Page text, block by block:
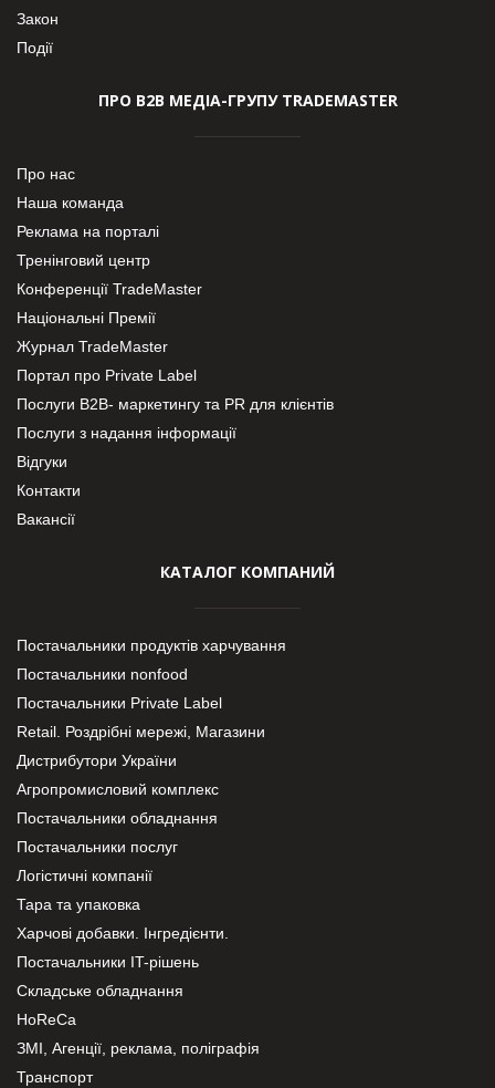
Закон
Події
ПРО В2В МЕДІА-ГРУПУ TRADEMASTER
Про нас
Наша команда
Реклама на порталі
Тренінговий центр
Конференції TradeMaster
Національні Премії
Журнал TradeMaster
Портал про Private Label
Послуги В2В- маркетингу та PR для клієнтів
Послуги з надання інформації
Відгуки
Контакти
Вакансії
КАТАЛОГ КОМПАНИЙ
Постачальники продуктів харчування
Постачальники nonfood
Постачальники Private Label
Retail. Роздрібні мережі, Магазини
Дистрибутори України
Агропромисловий комплекс
Постачальники обладнання
Постачальники послуг
Логістичні компанії
Тара та упаковка
Харчові добавки. Інгредієнти.
Постачальники IT-рішень
Складське обладнання
HoReCa
ЗМІ, Агенції, реклама, поліграфія
Транспорт